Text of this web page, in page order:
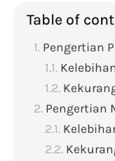
Table of
Pengertian
Pengertian